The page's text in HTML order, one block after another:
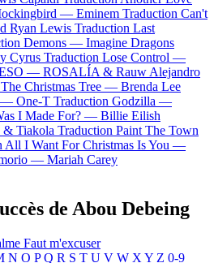
— Eminem Traduction Can't
Ryan Lewis Traduction Last
Demons — Imagine Dragons
Cyrus Traduction Lose Control —
— ROSALÍA & Rauw Alejandro
Christmas Tree — Brenda Lee
— One-T Traduction Godzilla —
I Made For? — Billie Eilish
& Tiakola Traduction Paint The Town
All I Want For Christmas Is You —
— Mariah Carey
de Abou Debeing
Faut m'excuser
N O P Q R S T U V W X Y Z 0-9